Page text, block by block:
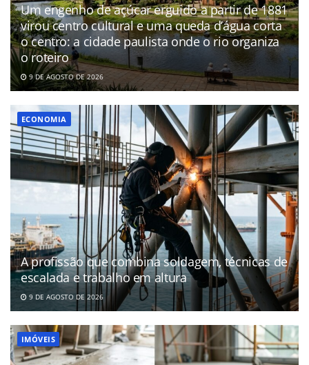
Um engenho de açúcar erguido a partir de 1881
virou centro cultural e uma queda d’água corta
o centro: a cidade paulista onde o rio organiza
o roteiro
9 DE AGOSTO DE 2026
ECONOMIA
A profissão que combina soldagem, técnicas de
escalada e trabalho em altura
9 DE AGOSTO DE 2026
IMÓVEIS